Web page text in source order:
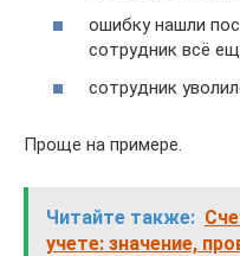
ошибку нашли
сотрудник всё
сотрудник
Проще на примере.
Читайте также:
учете: значение,